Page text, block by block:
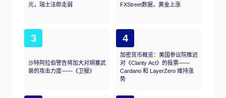
元，瑞士法郎走弱
FXStreet数据，黄金上涨
3
沙特阿拉伯警告将加大对胡塞武
装的攻击力度——《卫报》
4
加密货币概览：美国参议院推迟
对《Clarity Act》的投票——
Cardano 和 LayerZero 维持涨
势